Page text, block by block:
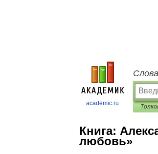
academic.ru
Книга:
любовь»